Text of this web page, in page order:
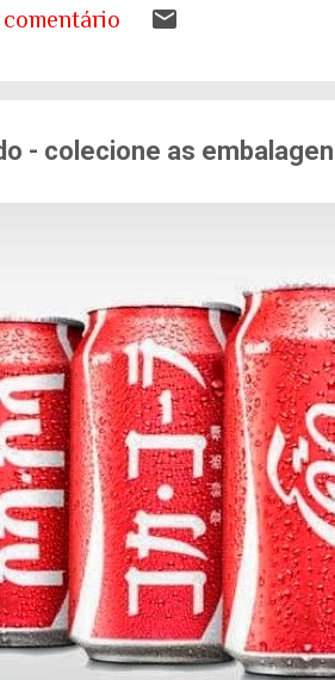
em setembro de 2024,
per...
- colecione as